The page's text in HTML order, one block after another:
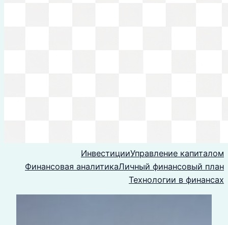
ИнвестицииУправление капиталом
Финансовая аналитикаЛичный финансовый план
Технологии в финансах